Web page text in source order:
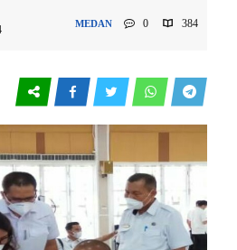
MEDAN 0 384